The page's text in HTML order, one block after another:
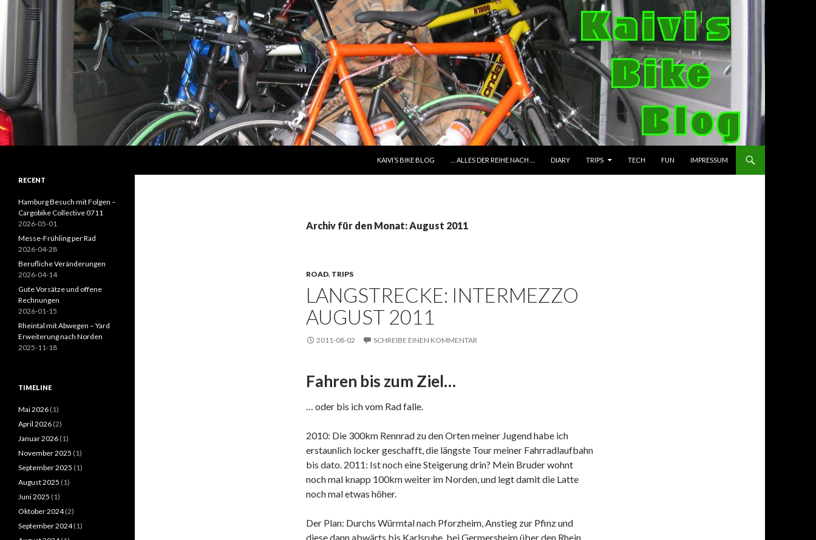
KAIVI’S BIKE BLOG
… ALLES DER REIHE NACH … DIARY TRIPS TECH FUN IMPRESSUM
Archiv für den Monat: August 2011
ROAD, TRIPS
LANGSTRECKE: INTERMEZZO
AUGUST 2011
2011-08-02 SCHREIBE EINEN KOMMENTAR
Fahren bis zum Ziel…
… oder bis ich vom Rad falle.
2010: Die 300km Rennrad zu den Orten meiner Jugend habe ich
erstaunlich locker geschafft, die längste Tour meiner Fahrradlaufbahn
bis dato. 2011: Ist noch eine Steigerung drin? Mein Bruder wohnt
noch mal knapp 100km weiter im Norden, und legt damit die Latte
noch mal etwas höher.
Der Plan: Durchs Würmtal nach Pforzheim, Anstieg zur Pfinz und
diese dann abwärts bis Karlsruhe, bei Germersheim über den Rhein,
RECENT
Hamburg Besuch mit Folgen –
Cargobike Collective 0711
2026-05-01
Messe-Frühling per Rad
2026-04-28
Berufliche Veränderungen
2026-04-14
Gute Vorsätze und offene
Rechnungen
2026-01-15
Rheintal mit Abwegen – Yard
Erweiterung nach Norden
2025-11-18
TIMELINE
Mai 2026 (1)
April 2026 (2)
Januar 2026 (1)
November 2025 (1)
September 2025 (1)
August 2025 (1)
Juni 2025 (1)
Oktober 2024(2)
September 2024(1)